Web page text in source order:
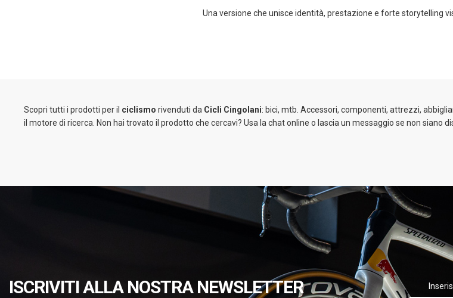
Una versione che unisce identità, prestazione e forte storytelling
Scopri tutti i prodotti per il ciclismo rivenduti da Cicli Cingolani: bici, mtb. Accessori, componenti, attrezzi,
il motore di ricerca. Non hai trovato il prodotto che cercavi? Usa la chat online o lascia un messaggio se non siano
ISCRIVITI ALLA NOSTRA NEWSLETTER